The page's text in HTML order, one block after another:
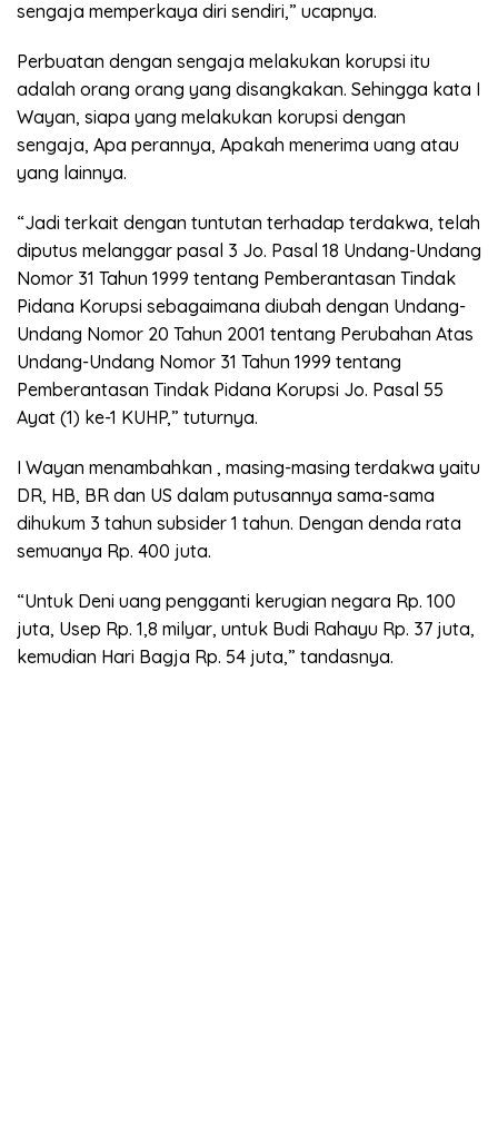
sengaja memperkaya diri sendiri,” ucapnya.
Perbuatan dengan sengaja melakukan korupsi itu
adalah orang orang yang disangkakan. Sehingga kata I
Wayan, siapa yang melakukan korupsi dengan
sengaja, Apa perannya, Apakah menerima uang atau
yang lainnya.
“Jadi terkait dengan tuntutan terhadap terdakwa, telah
diputus melanggar pasal 3 Jo. Pasal 18 Undang-Undang
Nomor 31 Tahun 1999 tentang Pemberantasan Tindak
Pidana Korupsi sebagaimana diubah dengan Undang-
Undang Nomor 20 Tahun 2001 tentang Perubahan Atas
Undang-Undang Nomor 31 Tahun 1999 tentang
Pemberantasan Tindak Pidana Korupsi Jo. Pasal 55
Ayat (1) ke-1 KUHP,” tuturnya.
I Wayan menambahkan , masing-masing terdakwa yaitu
DR, HB, BR dan US dalam putusannya sama-sama
dihukum 3 tahun subsider 1 tahun. Dengan denda rata
semuanya Rp. 400 juta.
“Untuk Deni uang pengganti kerugian negara Rp. 100
juta, Usep Rp. 1,8 milyar, untuk Budi Rahayu Rp. 37 juta,
kemudian Hari Bagja Rp. 54 juta,” tandasnya.